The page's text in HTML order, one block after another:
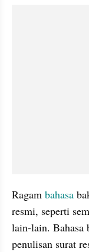
Ragam bahasa
resmi, seperti
lain-lain. Bahasa
penulisan surat